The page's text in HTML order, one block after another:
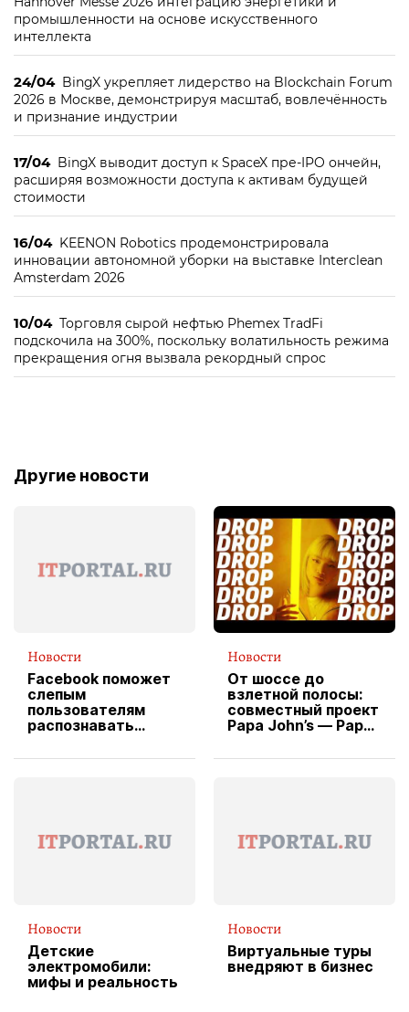
промышленности на основе искусственного
интеллекта
24/04 BingX укрепляет лидерство на Blockchain Forum
2026 в Москве, демонстрируя масштаб, вовлечённость
и признание индустрии
17/04 BingX выводит доступ к SpaceX пре-IPO ончейн,
расширяя возможности доступа к активам будущей
стоимости
16/04 KEENON Robotics продемонстрировала
инновации автономной уборки на выставке Interclean
Amsterdam 2026
10/04 Торговля сырой нефтью Phemex TradFi
подскочила на 300%, поскольку волатильность режима
прекращения огня вызвала рекордный спрос
Другие новости
Новости
Facebook поможет
слепым
пользователям
распознавать
Новости
От шоссе до
взлетной полосы:
совместный проект
Papa John’s — Papa
вводит
Новости
Детские
электромобили:
мифы и реальность
Новости
Виртуальные туры
внедряют в бизнес